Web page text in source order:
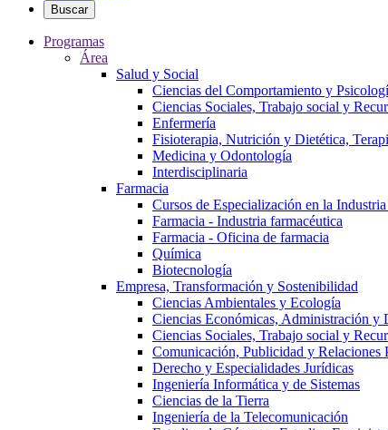
Buscar
Programas
Área
Salud y Social
Ciencias del Comportamiento y
Ciencias Sociales, Trabajo social y
Enfermería
Fisioterapia, Nutrición y Dietética,
Medicina y Odontología
Interdisciplinaria
Farmacia
Cursos de Especialización en la
Farmacia - Industria farmacéutica
Farmacia - Oficina de farmacia
Química
Biotecnología
Empresa, Transformación y Sostenibilidad
Ciencias Ambientales y Ecología
Ciencias Económicas, Administración y
Ciencias Sociales, Trabajo social y
Comunicación, Publicidad y Relaciones
Derecho y Especialidades Jurídicas
Ingeniería Informática y de Sistemas
Ciencias de la Tierra
Ingeniería de la Telecomunicación